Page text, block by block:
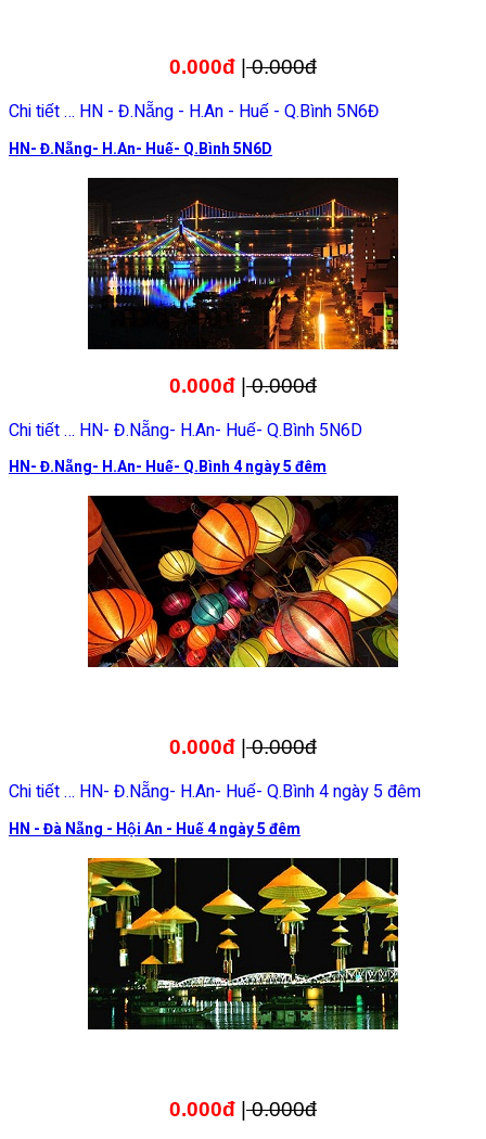
0.000đ 0.000đ
Chi tiết … HN - Đ.Nẵng - H.An - Huế - Q.Bình 5N6Đ
HN- Đ.Nẵng- H.An- Huế- Q.Bình 5N6D
0.000đ |0.000đ
Chi tiết … HN- Đ.Nẵng- H.An- Huế- Q.Bình 5N6D
HN- Đ.Nẵng- H.An- Huế- Q.Bình 4 ngày 5 đêm
0.000đ 0.000đ
Chi tiết … HN- Đ.Nẵng- H.An- Huế- Q.Bình 4 ngày 5 đêm
HN - Đà Nẵng - Hội An - Huế 4 ngày 5 đêm
0.000đ 0.000đ